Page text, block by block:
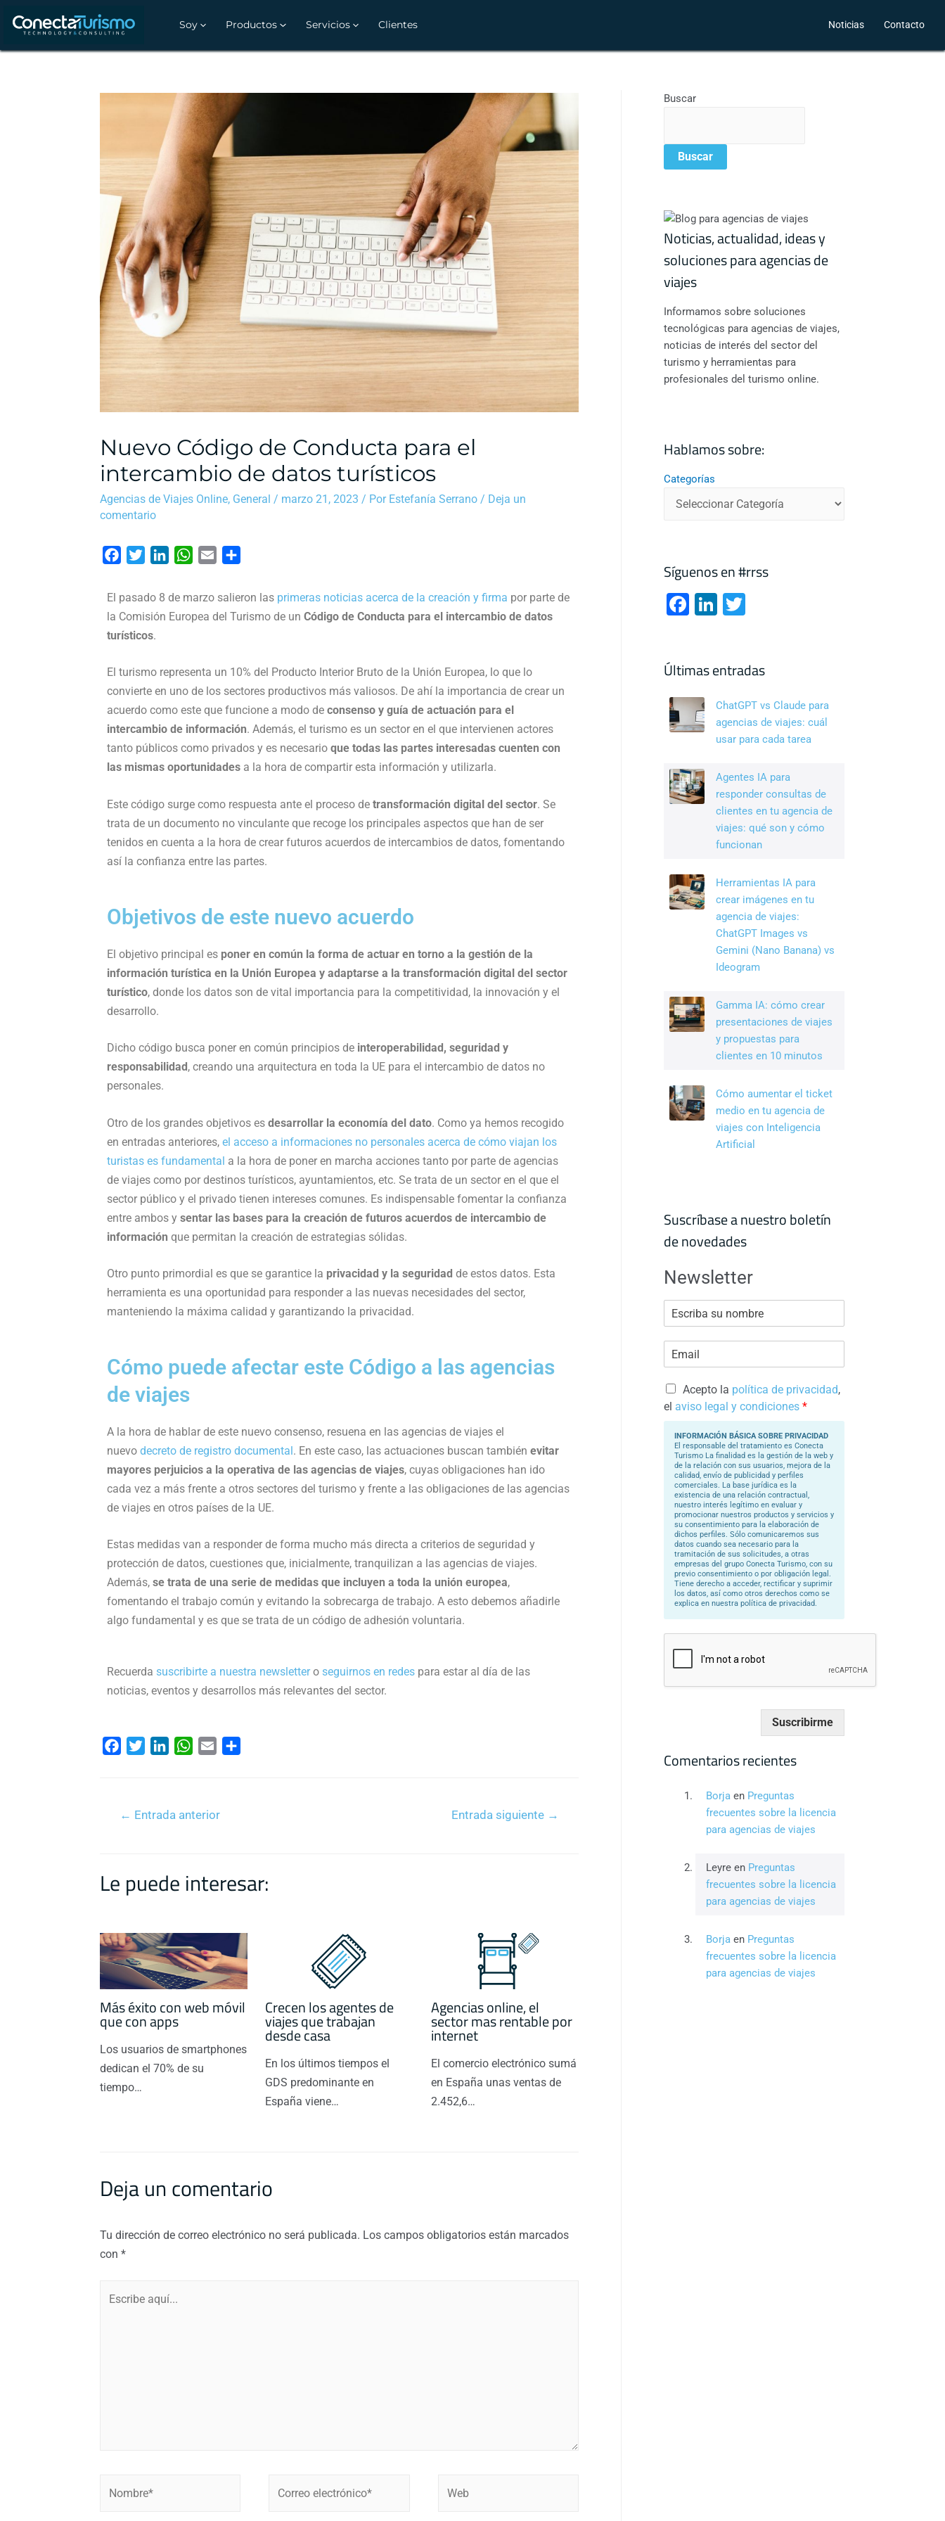
Soy Productos Servicios Clientes Noticias Contacto
Nuevo Código de Conducta para el
intercambio de datos turísticos
Agencias de Viajes Online, General / marzo 21, 2023 / Por Estefanía Serrano / Deja un
comentario
e
b
n
k
n
W
i
El pasado 8 de marzo salieron las primeras noticias acerca de la creación y firma por parte de
la Comisión Europea del Turismo de un Código de Conducta para el intercambio de datos
turísticos.
El turismo representa un 10% del Producto Interior Bruto de la Unión Europea, lo que lo
convierte en uno de los sectores productivos más valiosos. De ahí la importancia de crear un
acuerdo como este que funcione a modo de consenso y guía de actuación para el
intercambio de información. Además, el turismo es un sector en el que intervienen actores
tanto públicos como privados y es necesario que todas las partes interesadas cuenten con
las mismas oportunidades a la hora de compartir esta información y utilizarla.
Este código surge como respuesta ante el proceso de transformación digital del sector. Se
trata de un documento no vinculante que recoge los principales aspectos que han de ser
tenidos en cuenta a la hora de crear futuros acuerdos de intercambios de datos, fomentando
así la confianza entre las partes.
Objetivos de este nuevo acuerdo
El objetivo principal es poner en común la forma de actuar en torno a la gestión de la
información turística en la Unión Europea y adaptarse a la transformación digital del sector
turístico, donde los datos son de vital importancia para la competitividad, la innovación y el
desarrollo.
Dicho código busca poner en común principios de interoperabilidad, seguridad y
responsabilidad, creando una arquitectura en toda la UE para el intercambio de datos no
personales.
Otro de los grandes objetivos es desarrollar la economía del dato. Como ya hemos recogido
en entradas anteriores, el acceso a informaciones no personales acerca de cómo viajan los
turistas es fundamental a la hora de poner en marcha acciones tanto por parte de agencias
de viajes como por destinos turísticos, ayuntamientos, etc. Se trata de un sector en el que el
sector público y el privado tienen intereses comunes. Es indispensable fomentar la confianza
entre ambos y sentar las bases para la creación de futuros acuerdos de intercambio de
información que permitan la creación de estrategias sólidas.
Otro punto primordial es que se garantice la privacidad y la seguridad de estos datos. Esta
herramienta es una oportunidad para responder a las nuevas necesidades del sector,
manteniendo la máxima calidad y garantizando la privacidad.
Cómo puede afectar este Código a las agencias
de viajes
A la hora de hablar de este nuevo consenso, resuena en las agencias de viajes el
nuevo decreto de registro documental. En este caso, las actuaciones buscan también evitar
mayores perjuicios a la operativa de las agencias de viajes, cuyas obligaciones han ido
cada vez a más frente a otros sectores del turismo y frente a las obligaciones de las agencias
de viajes en otros países de la UE.
Estas medidas van a responder de forma mucho más directa a criterios de seguridad y
protección de datos, cuestiones que, inicialmente, tranquilizan a las agencias de viajes.
Además, se trata de una serie de medidas que incluyen a toda la unión europea,
fomentando el trabajo común y evitando la sobrecarga de trabajo. A esto debemos añadirle
algo fundamental y es que se trata de un código de adhesión voluntaria.
Recuerda suscribirte a nuestra newslettero seguirnos en redes para estar al día de las
noticias, eventos y desarrollos más relevantes del sector.
b
t
e
W
s
l
r
← Entrada anterior Entrada siguiente →
Le puede interesar:
Más éxito con web móvil
que con apps
Los usuarios de smartphones
dedican el 70% de su
tiempo…
Crecen los agentes de
viajes que trabajan
desde casa
En los últimos tiempos el
GDS predominante en
España viene…
Agencias online, el
sector mas rentable por
internet
El comercio electrónico sumá
en España unas ventas de
2.452,6…
Deja un comentario
Tu dirección de correo electrónico no será publicada. Los campos obligatorios están marcados
con *
Buscar
Buscar
Noticias, actualidad, ideas y
soluciones para agencias de
viajes
Informamos sobre soluciones
tecnológicas para agencias de viajes,
noticias de interés del sector del
turismo y herramientas para
profesionales del turismo online.
Hablamos sobre:
Categorías
Síguenos en #rrss
F
e
b
o
o
k
Li
e
dI
n
er
Últimas entradas
ChatGPT vs Claude para
agencias de viajes: cuál
usar para cada tarea
Agentes IA para
responder consultas de
clientes en tu agencia de
viajes: qué son y cómo
funcionan
Herramientas IA para
crear imágenes en tu
agencia de viajes:
ChatGPT Images vs
Gemini (Nano Banana) vs
Ideogram
Gamma IA: cómo crear
presentaciones de viajes
y propuestas para
clientes en 10 minutos
Cómo aumentar el ticket
medio en tu agencia de
viajes con Inteligencia
Artificial
Suscríbase a nuestro boletín
de novedades
Newsletter
c
a
u
o
m
a
Acepto la política de privacidad,
el aviso legal y condiciones *
INFORMACIÓN BÁSICA SOBRE PRIVACIDAD
El responsable del tratamiento es Conecta
Turismo La finalidad es la gestión de la web y
de la relación con sus usuarios, mejora de la
calidad, envío de publicidad y perfiles
comerciales. La base jurídica es la
existencia de una relación contractual,
nuestro interés legítimo en evaluar y
promocionar nuestros productos y servicios y
su consentimiento para la elaboración de
dichos perfiles. Sólo comunicaremos sus
datos cuando sea necesario para la
tramitación de sus solicitudes, a otras
empresas del grupo Conecta Turismo, con su
previo consentimiento o por obligación legal.
Tiene derecho a acceder, rectificar y suprimir
los datos, así como otros derechos como se
explica en nuestra política de privacidad.
Suscribirme
Comentarios recientes
Borja en Preguntas
frecuentes sobre la licencia
para agencias de viajes
Leyre en Preguntas
frecuentes sobre la licencia
para agencias de viajes
Borja en Preguntas
frecuentes sobre la licencia
para agencias de viajes